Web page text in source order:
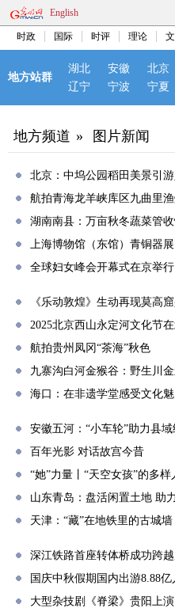
English
时政 国际 时评 理论
地方站群
湖北 安徽 北京
辽宁
宁波 宁夏
地方频道 » 图片新闻
北京：中坞公园稻田美景引游
航拍青海龙羊峡库区九曲里
湖南南县：万亩秋冬蔬菜管
上海博物馆（东馆）青铜器
全球妇女峰会开幕式在京举行
《乐动敦煌》生动再现莫高
2025北京西山永定河文化节
航拍贵州凤冈“茶海”秋色
九寨沟白河金猴谷：野生川
海口：在非遗学堂感受文化魅
安徽五河：“小车轮”助力县
百年光影 对话故宫今昔
“她”力量丨“天空女孩”的多样
山东青岛：盘活闲置土地 助
天津：“藏”在地铁里的古城墙
深江铁路首座转体桥成功跨
国庆中秋假期国内出游8.88亿
大型杂技剧《脊梁》贵阳上演